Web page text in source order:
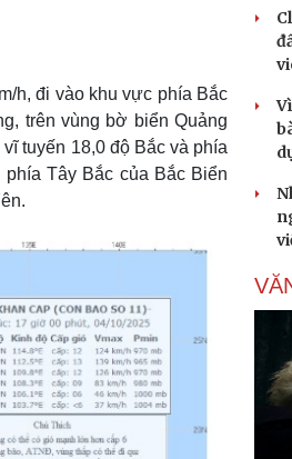
h, đi vào khu vực phía Bắc
trên vùng bờ biển Quảng
tuyến 18,0 độ Bắc và phía
Tây Bắc của Bắc Biển